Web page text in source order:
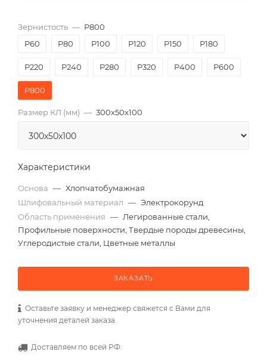
Зернистость — P800
P60
P80 P100 P120 P150 P180
P220 P240 P280 P320 P400 P600
P800
Размер КЛ (мм) — 300x50x100
Характеристики
Основа — Хлопчатобумажная
Шлифовальный материал — Электрокорунд
Область применения — Легированные стали,
Профильные поверхности, Твердые породы древесины,
Углеродистые стали, Цветные металлы
ЗАКАЗАТЬ
Оставьте заявку и менеджер свяжется с Вами для
уточнения деталей заказа.
Доставляем по всей РФ.